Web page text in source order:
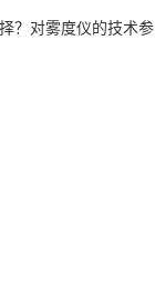
？对雾度仪的技术参